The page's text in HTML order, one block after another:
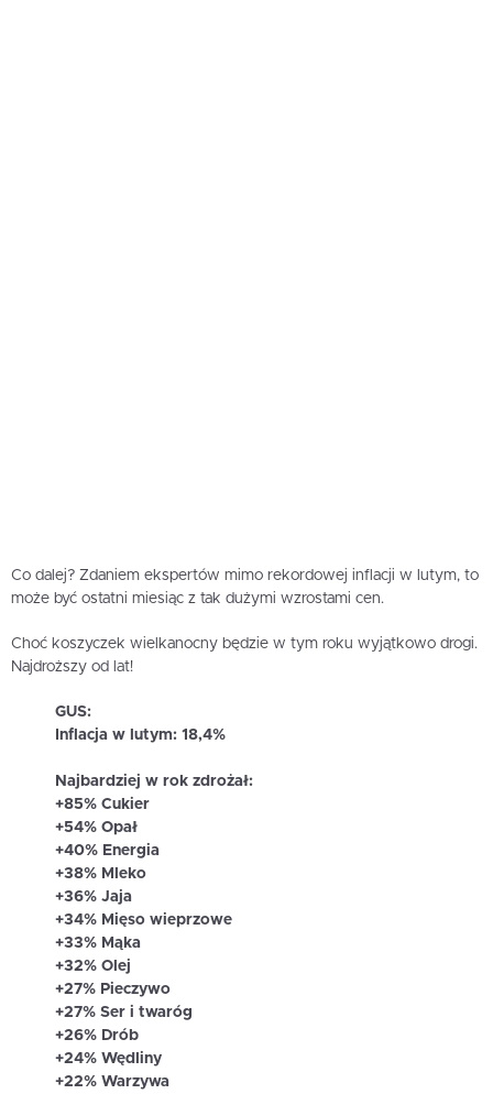
Co dalej? Zdaniem ekspertów mimo rekordowej inflacji w lutym, to
może być ostatni miesiąc z tak dużymi wzrostami cen.
Choć koszyczek wielkanocny będzie w tym roku wyjątkowo drogi.
Najdroższy od lat!
GUS:
Inflacja w lutym: 18,4%
Najbardziej w rok zdrożał:
+85% Cukier
+54% Opał
+40% Energia
+38% Mleko
+36% Jaja
+34% Mięso wieprzowe
+33% Mąka
+32% Olej
+27% Pieczywo
+27% Ser i twaróg
+26% Drób
+24% Wędliny
+22% Warzywa